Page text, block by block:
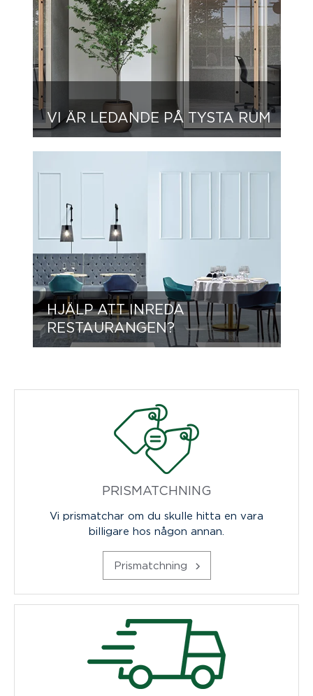
VI ÄR LEDANDE PÅ TYSTA RUM
HJÄLP ATT INREDA
RESTAURANGEN?
PRISMATCHNING
Vi prismatchar om du skulle hitta en vara
billigare hos någon annan.
Prismatchning